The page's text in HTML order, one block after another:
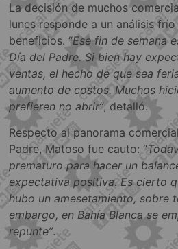
La decisión de muchos
lunes responde a un análisis
beneficios. “Ese fin de semana
Día del Padre. Si bien hay
ventas, el hecho de que sea
aumento de costos. Muchos
prefieren no abrir”, detalló.
Respecto al panorama
Padre, Matoso fue cauto: “
prematuro para hacer un
expectativa positiva. Es cierto
hubo un amesetamiento, sobre
embargo, en Bahía Blanca se
repunte”.